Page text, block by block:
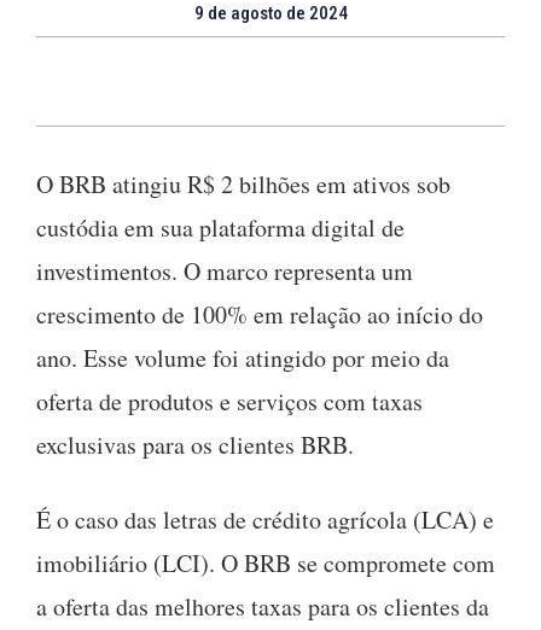
9 de agosto de 2024
O BRB atingiu R$ 2 bilhões em ativos sob
custódia em sua plataforma digital de
investimentos. O marco representa um
crescimento de 100% em relação ao início do
ano. Esse volume foi atingido por meio da
oferta de produtos e serviços com taxas
exclusivas para os clientes BRB.
É o caso das letras de crédito agrícola (LCA) e
imobiliário (LCI). O BRB se compromete com
a oferta das melhores taxas para os clientes da